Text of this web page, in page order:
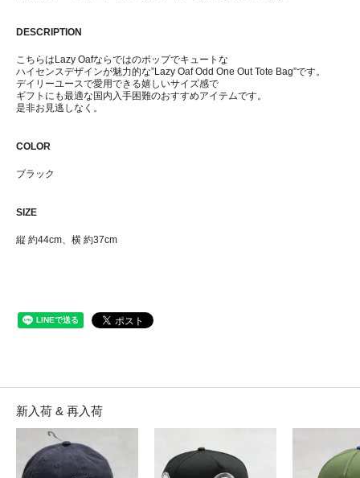
DESCRIPTION
こちらはLazy Oafならではのポップでキュートな
ハイセンスデザインが魅力的な”Lazy Oaf Odd One Out Tote Bag”です。
デイリーユースで愛用できる嬉しいサイズ感で
ギフトにも最適な国内入手困難のおすすめアイテムです。
是非お見逃しなく。
COLOR
ブラック
SIZE
縦 約44cm、横 約37cm
新入荷 & 再入荷